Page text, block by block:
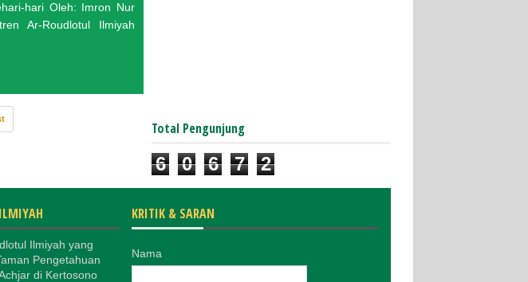
hari Oleh: Imron Nur
Ar-Roudlotul Ilmiyah
Total Pengunjung
6 0 6 7 2
Ilmiyah yang
Pengetahuan
di Kertosono
KRITIK & SARAN
Nama